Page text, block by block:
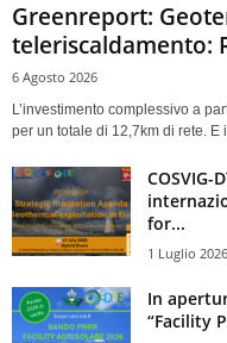
Greenreport:
teleriscaldamento:
6 Agosto 2026
L’investimento complessivo a
per un totale di 12,7km di rete. E
COSVIG-
for...
1 Luglio 2026
In
“Facility